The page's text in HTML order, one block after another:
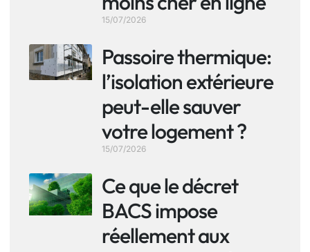
15/07/2026
Passoire thermique:
l’isolation extérieure
peut-elle sauver
votre logement ?
15/07/2026
Ce que le décret
BACS impose
réellement aux